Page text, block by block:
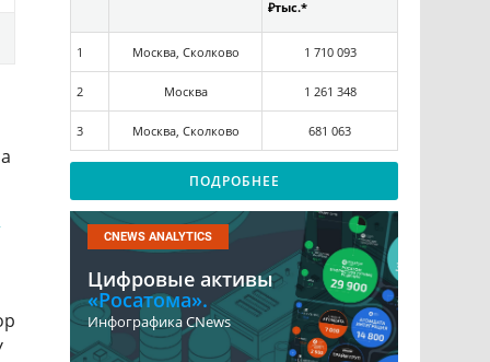
₽тыс.*
1 Москва, Сколково 1 710 093
2 Москва 1 261 348
3 Москва, Сколково 681 063
ПОДРОБНЕЕ
CNEWS ANALYTICS
Цифровые активы
«Росатома».
Инфографика CNews